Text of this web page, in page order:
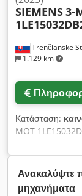
Trenčianske
1.129 km
SIEMENS3-
Κατάσταση:
MOT
0FB5-Z: • 90
στροφές/λεπτό
Βάρος 690 kg
Ανακαλύψτε
μηχανήματα